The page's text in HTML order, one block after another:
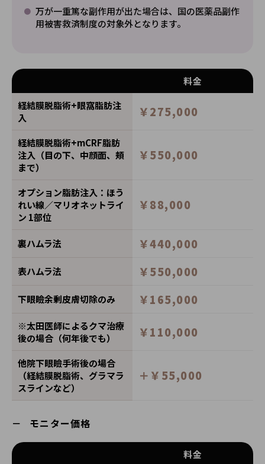
万が一重篤な副作用が出た場合は、国の医薬品副作
用被害救済制度の対象外となります。
料金
経結膜脱脂術+眼窩脂肪注
入
￥275,000
経結膜脱脂術+mCRF脂肪
注入（目の下、中顔面、頬
まで）
￥550,000
オプション脂肪注入：ほう
れい線／マリオネットライ
ン 1部位
￥88,000
裏ハムラ法 ￥440,000
表ハムラ法 ￥550,000
下眼瞼余剰皮膚切除のみ ￥165,000
※太田医師によるクマ治療
後の場合（何年後でも）
￥110,000
他院下眼瞼手術後の場合
（経結膜脱脂術、グラマラ
スラインなど）
＋￥55,000
モニター価格
料金